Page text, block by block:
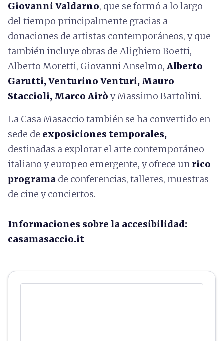
Giovanni Valdarno, que se formó a lo largo
del tiempo principalmente gracias a
donaciones de artistas contemporáneos, y que
también incluye obras de Alighiero Boetti,
Alberto Moretti, Giovanni Anselmo, Alberto
Garutti, Venturino Venturi, Mauro
Staccioli, Marco Airò y Massimo Bartolini.
La Casa Masaccio también se ha convertido en
sede de exposiciones temporales,
destinadas a explorar el arte contemporáneo
italiano y europeo emergente, y ofrece un rico
programa de conferencias, talleres, muestras
de cine y conciertos.
Informaciones sobre la accesibilidad:
casamasaccio.it